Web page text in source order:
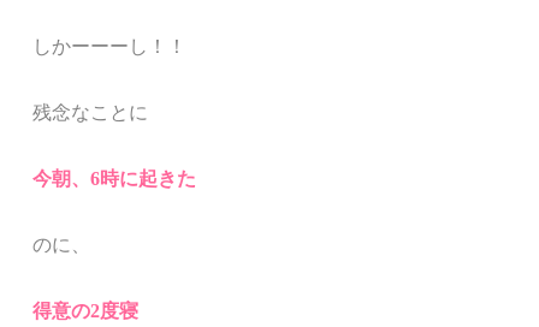
しかーーーし！！
残念なことに
今朝、6時に起きた
のに、
得意の2度寝